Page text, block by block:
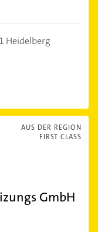
Heidelberg
AUS DER REGION
FIRST CLASS
GmbH